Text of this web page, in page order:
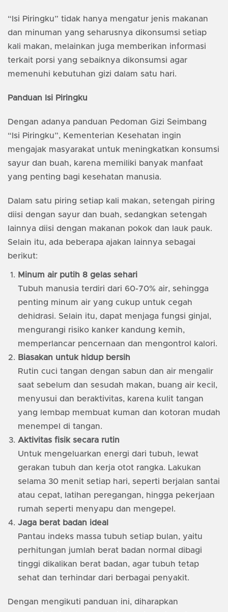
“Isi Piringku” tidak hanya mengatur jenis makanan
dan minuman yang seharusnya dikonsumsi setiap
kali makan, melainkan juga memberikan informasi
terkait porsi yang sebaiknya dikonsumsi agar
memenuhi kebutuhan gizi dalam satu hari.
Panduan Isi Piringku
Dengan adanya panduan Pedoman Gizi Seimbang
“Isi Piringku”, Kementerian Kesehatan ingin
mengajak masyarakat untuk meningkatkan konsumsi
sayur dan buah, karena memiliki banyak manfaat
yang penting bagi kesehatan manusia.
Dalam satu piring setiap kali makan, setengah piring
diisi dengan sayur dan buah, sedangkan setengah
lainnya diisi dengan makanan pokok dan lauk pauk.
Selain itu, ada beberapa ajakan lainnya sebagai
berikut:
Minum air putih 8 gelas sehari
Tubuh manusia terdiri dari 60-70% air, sehingga
penting minum air yang cukup untuk cegah
dehidrasi. Selain itu, dapat menjaga fungsi ginjal,
mengurangi risiko kanker kandung kemih,
memperlancar pencernaan dan mengontrol kalori.
Biasakan untuk hidup bersih
Rutin cuci tangan dengan sabun dan air mengalir
saat sebelum dan sesudah makan, buang air kecil,
menyusui dan beraktivitas, karena kulit tangan
yang lembap membuat kuman dan kotoran mudah
menempel di tangan.
Aktivitas fisik secara rutin
Untuk mengeluarkan energi dari tubuh, lewat
gerakan tubuh dan kerja otot rangka. Lakukan
selama 30 menit setiap hari, seperti berjalan santai
atau cepat, latihan peregangan, hingga pekerjaan
rumah seperti menyapu dan mengepel.
Jaga berat badan ideal
Pantau indeks massa tubuh setiap bulan, yaitu
perhitungan jumlah berat badan normal dibagi
tinggi dikalikan berat badan, agar tubuh tetap
sehat dan terhindar dari berbagai penyakit.
Dengan mengikuti panduan ini, diharapkan